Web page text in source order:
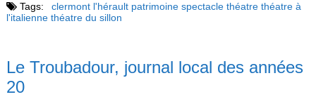
Tags:
clermont l'hérault patrimoine spectacle théatre théatre à
l'italienne théatre du sillon
Le Troubadour, journal local des années
20